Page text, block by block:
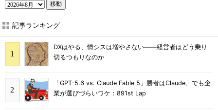
移動
記事ランキング
DXはやる、情シスは増やさない――経営者はどう乗り
切るつもりなのか
「GPT-5.6 vs. Claude Fable 5」勝者はClaude、でも企
業が選びづらいワケ：891st Lap